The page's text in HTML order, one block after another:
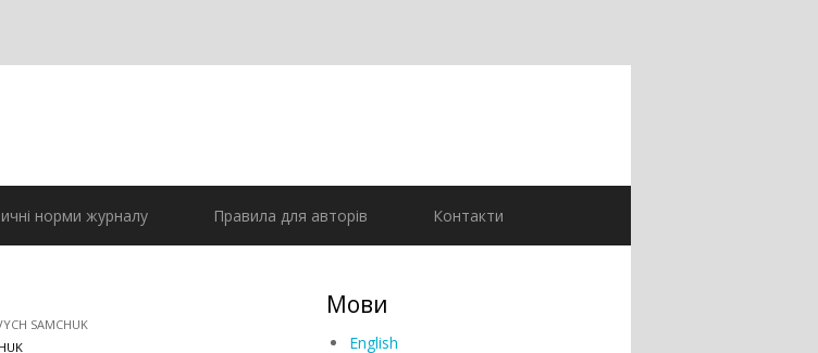
норми журналу Правила для авторів Контакти
SAMCHUK
Мови
English